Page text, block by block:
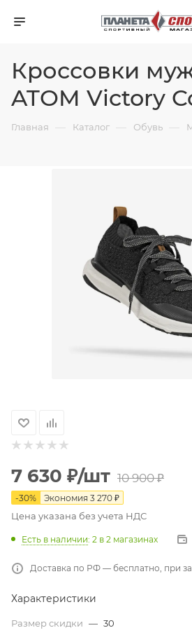
Кроссовки
ATOM Victory
Главная — Каталог — Обувь —
7 630 ₽/шт 10 900₽
-30% Экономия 3 270 ₽
Цена указана без учета НДС
Есть в наличии: 2 в 2 магазинах
Доставка по РФ — бесплатно, при
Характеристики
Размер скидки — 30